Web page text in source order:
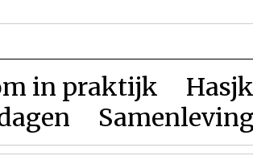
in praktijk